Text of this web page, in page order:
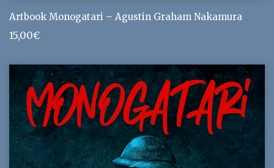
Artbook Monogatari – Agustin Graham Nakamura
15,00€